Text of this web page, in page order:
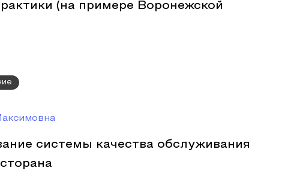
(на примере Воронежской
системы качества обслуживания